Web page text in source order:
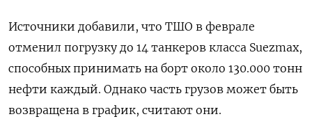
Источники добавили, что ТШО в феврале
отменил погрузку до 14 танкеров класса Suezmax,
способных принимать на борт около 130.000 тонн
нефти каждый. Однако часть грузов может быть
возвращена в график, считают они.